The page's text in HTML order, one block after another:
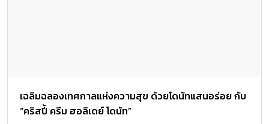
เฉลิมฉลองเทศกาลแห่งความสุข ด้วยโดนัทแสนอร่อย กับ
“คริสปี้ ครีม ฮอลิเดย์ โดนัท”